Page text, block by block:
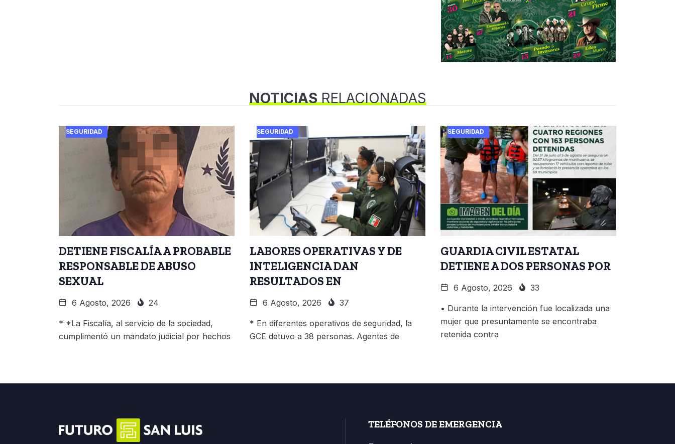
NOTICIASRELACIONADAS
SEGURIDAD
DETIENE FISCALÍA A PROBABLE
RESPONSABLE DE ABUSO
SEXUAL
6 Agosto, 2026 24
* *La Fiscalía, al servicio de la sociedad,
cumplimentó un mandato judicial por hechos
SEGURIDAD
LABORES OPERATIVAS Y DE
INTELIGENCIA DAN
RESULTADOS EN
6 Agosto, 2026 37
* En diferentes operativos de seguridad, la
GCE detuvo a 38 personas. Agentes de
SEGURIDAD
GUARDIA CIVIL ESTATAL
DETIENE A DOS PERSONAS POR
6 Agosto, 2026 33
• Durante la intervención fue localizada una
mujer que presuntamente se encontraba
retenida contra
TELÉFONOS DE EMERGENCIA